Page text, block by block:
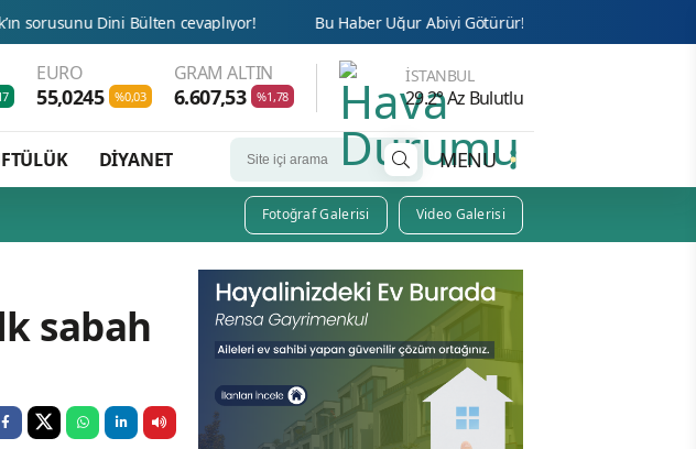
Bülten cevaplıyor! Bu Haber Uğur Abiyi Götürür! Cemaat’te Haksızlığa İsyan!
EURO
55,0245 %0,03
GRAM ALTIN
6.607,53 %1,78
İSTANBUL
29.2° Az Bulutlu
DİYANET MENU
Fotoğraf Galerisi Video Galerisi
sabah